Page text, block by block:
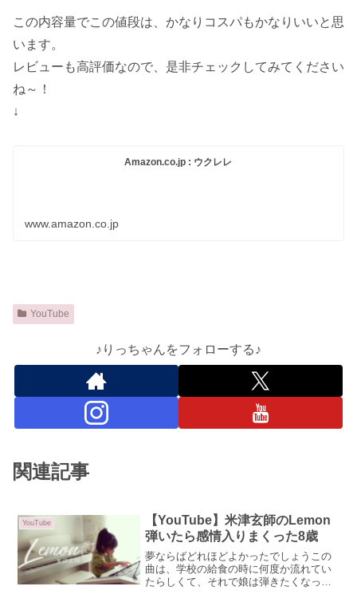
この内容量でこの値段は、かなりコスパもかなりいいと思
います。
レビューも高評価なので、是非チェックしてみてください
ね～！
↓
Amazon.co.jp : ウクレレ
www.amazon.co.jp
YouTube
♪りっちゃんをフォローする♪
関連記事
YouTube
【YouTube】米津玄師のLemon
弾いたら感情入りまくった8歳
夢ならばどれほどよかったでしょうこの
曲は、学校の給食の時に何度か流れてい
たらしくて、それで娘は弾きたくなった